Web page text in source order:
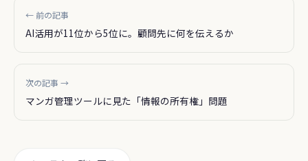
← 前の記事
AI活用が11位から5位に。顧問先に何を伝えるか
次の記事 →
マンガ管理ツールに見た「情報の所有権」問題